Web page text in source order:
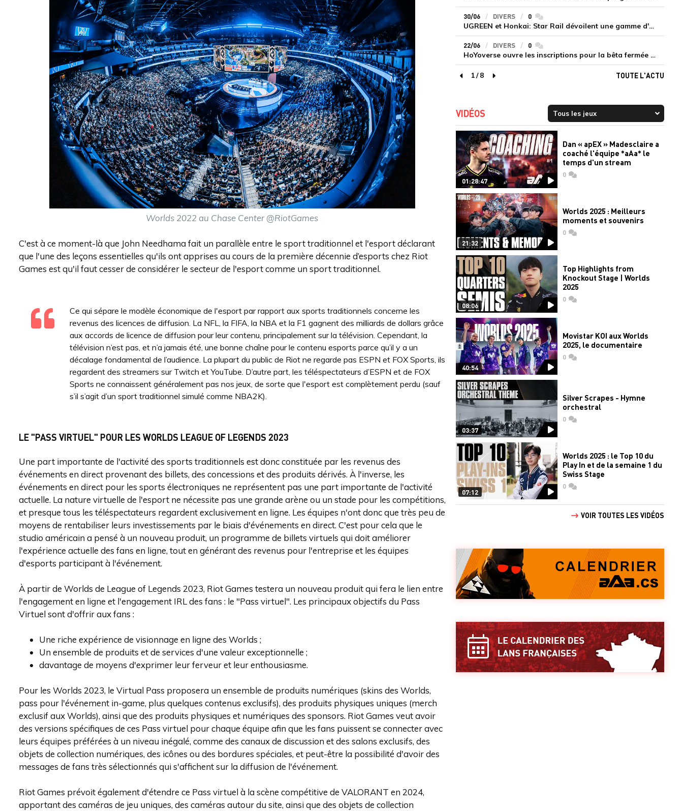
Worlds 2022 au Chase Center @RiotGames
C'est à ce moment-là que John Needhama fait un parallèle entre le sport traditionnel et l'esport déclarant
que l'une des leçons essentielles qu'ils ont apprises au cours de la première décennie d’esports chez Riot
Games est qu'il faut cesser de considérer le secteur de l'esport comme un sport traditionnel.
Ce qui sépare le modèle économique de l'esport par rapport aux sports traditionnels concerne les
revenus des licences de diffusion. La NFL, la FIFA, la NBA et la F1 gagnent des milliards de dollars grâce
aux accords de licence de diffusion pour leur contenu, principalement sur la télévision. Cependant, la
télévision n’est pas, et n’a jamais été, une bonne chaîne pour le contenu esports parce qu’il y a un
décalage fondamental de l’audience. La plupart du public de Riot ne regarde pas ESPN et FOX Sports, ils
regardent des streamers sur Twitch et YouTube. D’autre part, les téléspectateurs d’ESPN et de FOX
Sports ne connaissent généralement pas nos jeux, de sorte que l'esport est complètement perdu (sauf
s’il s’agit d’un sport traditionnel simulé comme NBA2K).
LE "PASS VIRTUEL" POUR LES WORLDS LEAGUE OF LEGENDS 2023
Une part importante de l'activité des sports traditionnels est donc constituée par les revenus des
événements en direct provenant des billets, des concessions et des produits dérivés. À l'inverse, les
événements en direct pour les sports électroniques ne représentent pas une part importante de l'activité
actuelle. La nature virtuelle de l'esport ne nécessite pas une grande arène ou un stade pour les compétitions,
et presque tous les téléspectateurs regardent exclusivement en ligne. Les équipes n'ont donc que très peu de
moyens de rentabiliser leurs investissements par le biais d'événements en direct. C'est pour cela que le
studio américain a pensé à un nouveau produit, un programme de billets virtuels qui doit améliorer
l'expérience actuelle des fans en ligne, tout en générant des revenus pour l'entreprise et les équipes
d'esports participant à l'événement.
À partir de Worlds de League of Legends 2023, Riot Games testera un nouveau produit qui fera le lien entre
l'engagement en ligne et l'engagement IRL des fans : le "Pass virtuel". Les principaux objectifs du Pass
Virtuel sont d'offrir aux fans :
Une riche expérience de visionnage en ligne des Worlds ;
Un ensemble de produits et de services d'une valeur exceptionnelle ;
davantage de moyens d'exprimer leur ferveur et leur enthousiasme.
Pour les Worlds 2023, le Virtual Pass proposera un ensemble de produits numériques (skins des Worlds,
pass pour l'événement in-game, plus quelques contenus exclusifs), des produits physiques uniques (merch
exclusif aux Worlds), ainsi que des produits physiques et numériques des sponsors. Riot Games veut avoir
des versions spécifiques de ces Pass virtuel pour chaque équipe afin que les fans puissent se connecter avec
leurs équipes préférées à un niveau inégalé, comme des canaux de discussion et des salons exclusifs, des
objets de collection numériques, des icônes ou des bordures spéciales, et peut-être la possibilité d'avoir des
messages de fans très sélectionnés qui s'affichent sur la diffusion de l'événement.
Riot Games prévoit également d'étendre ce Pass virtuel à la scène compétitive de VALORANT en 2024,
apportant des caméras de jeu uniques, des caméras autour du site, ainsi que des objets de collection
30/06 DIVERS 0commentaires
UGREEN et Honkai: Star Rail dévoilent une gamme d'accessoires de recharge en édition limitée
22/06 DIVERS 0commentaires
HoYoverse ouvre les inscriptions pour la bêta fermée de Honkai : Nexus Anima
page précédente
1/8
page suivante
TOUTE L'ACTU
VIDÉOS
01:28:47
Dan « apEX » Madesclaire a
coaché l'équipe *aAa* le
temps d'un stream
0commentaires
21:32
Worlds 2025 : Meilleurs
moments et souvenirs
0commentaires
08:06
Top Highlights from
Knockout Stage | Worlds
2025
0commentaires
40:54
Movistar KOI aux Worlds
2025, le documentaire
0commentaires
03:37
Silver Scrapes - Hymne
orchestral
0commentaires
07:12
Worlds 2025 : le Top 10 du
Play In et de la semaine 1 du
Swiss Stage
0commentaires
VOIR TOUTES LES VIDÉOS